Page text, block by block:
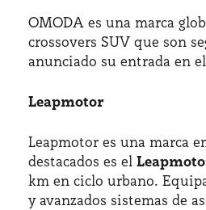
OMODA es una marca
crossovers SUV que son
anunciado su entrada en
Leapmotor
Leapmotor es una marca
destacados es el
km en ciclo urbano.
y avanzados sistemas de